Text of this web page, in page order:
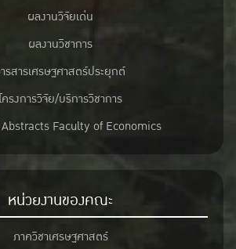
ผลงานวิจัยเด่น
ผลงานวิชาการ
รสารเศรษฐศาสตร์ประยุกต์
ครงการวิจัย/บริการวิชาการ
Faculty of Economics
หน่วยงานของคณะ
ภาควิชาเศรษฐศาสตร์